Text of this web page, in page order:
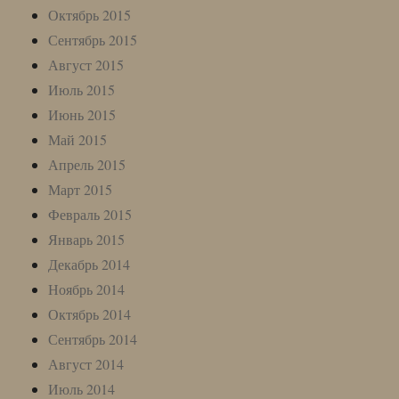
Октябрь 2015
Сентябрь 2015
Август 2015
Июль 2015
Июнь 2015
Май 2015
Апрель 2015
Март 2015
Февраль 2015
Январь 2015
Декабрь 2014
Ноябрь 2014
Октябрь 2014
Сентябрь 2014
Август 2014
Июль 2014